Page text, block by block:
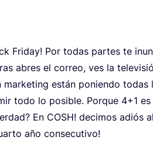
Fri­day! Por todas par­tes te
abres el correo, ves la
están ponien­do todas
todo lo posi­ble. Por­que 4+1
En COSH! deci­mos adiós
año con­se­cu­ti­vo!